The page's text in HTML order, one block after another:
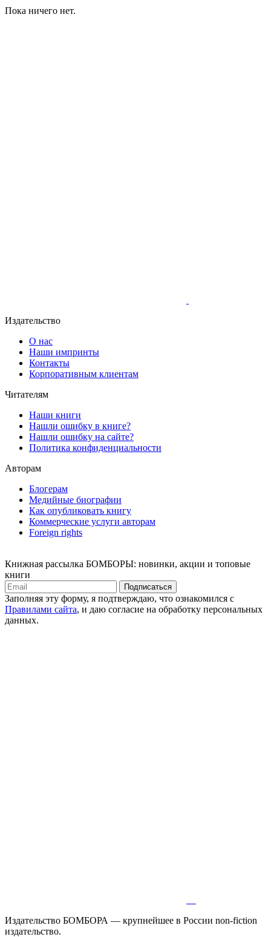
Пока ничего нет.
Издательство
О нас
Наши импринты
Контакты
Корпоративным клиентам
Читателям
Наши книги
Нашли ошибку в книге?
Нашли ошибку на сайте?
Политика конфиденциальности
Авторам
Блогерам
Медийные биографии
Как опубликовать книгу
Коммерческие услуги авторам
Foreign rights
Книжная рассылка БОМБОРЫ: новинки, акции и топовые
книги
Подписаться
Заполняя эту форму, я подтверждаю, что ознакомился с
Правилами сайта, и даю согласие на обработку персональных
данных.
Издательство БОМБОРА — крупнейшее в России non-fiction
издательство.